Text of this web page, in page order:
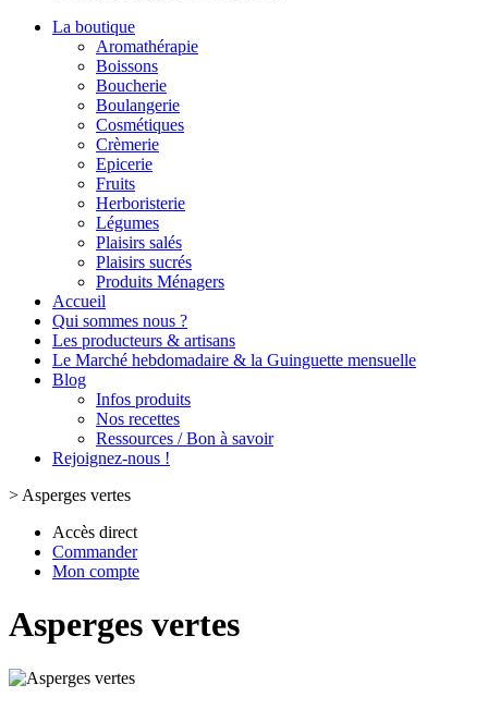
La boutique
Aromathérapie
Boissons
Boucherie
Boulangerie
Cosmétiques
Crèmerie
Epicerie
Fruits
Herboristerie
Légumes
Plaisirs salés
Plaisirs sucrés
Produits Ménagers
Accueil
Qui sommes nous ?
Les producteurs & artisans
Le Marché hebdomadaire & la Guinguette mensuelle
Blog
Infos produits
Nos recettes
Ressources / Bon à savoir
Rejoignez-nous !
> Asperges vertes
Accès direct
Commander
Mon compte
Asperges vertes